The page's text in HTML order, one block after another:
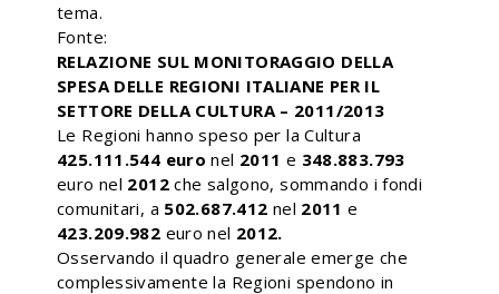
tema.
Fonte:
RELAZIONE SUL MONITORAGGIO DELLA
SPESA DELLE REGIONI ITALIANE PER IL
SETTORE DELLA CULTURA – 2011/2013
Le Regioni hanno speso per la Cultura
425.111.544 euronel 2011 e 348.883.793
euro nel 2012che salgono, sommando i fondi
comunitari, a 502.687.412 nel 2011e
423.209.982 euro nel 2012.
Osservando il quadro generale emerge che
complessivamente la Regioni spendono in